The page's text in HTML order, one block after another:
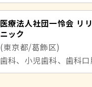
医療法人社団一怜会 リ
ニック
(東京都/葛飾区)